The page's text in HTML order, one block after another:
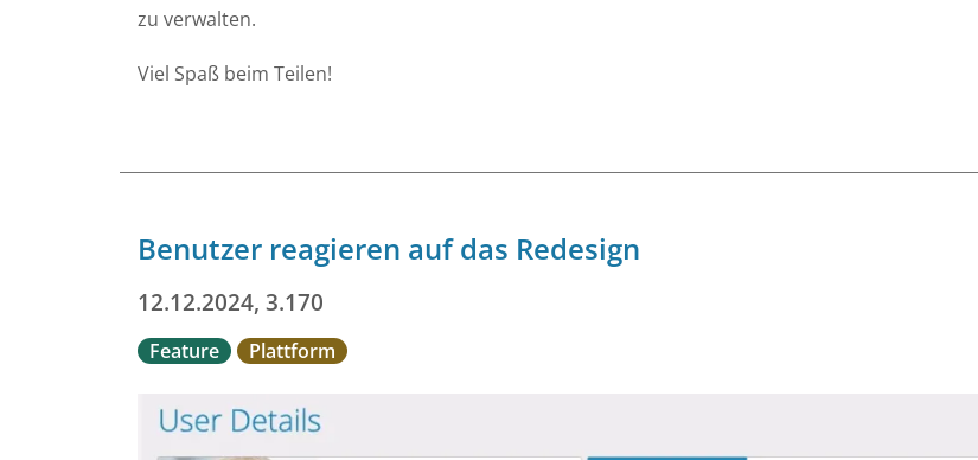
zu verwalten.
Viel Spaß beim Teilen!
Benutzer reagieren auf das Redesign
12.12.2024, 3.170
Feature Plattform